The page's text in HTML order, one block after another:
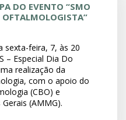
DO EVENTO “SMO
OFTALMOLOGISTA”
sexta-feira, 7, às 20
– Especial Dia Do
realização da
com o apoio do
(CBO) e
(AMMG).